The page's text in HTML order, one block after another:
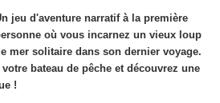
jeu d'aventure narratif à la première
où vous incarnez un vieux loup
mer solitaire dans son dernier voyage.
bateau de pêche et découvrez une
!